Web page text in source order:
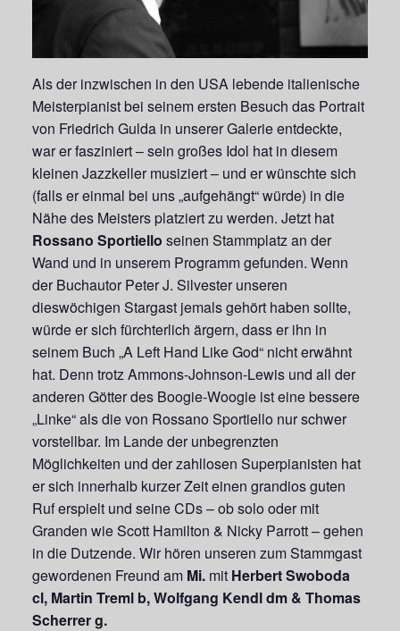
Als der inzwischen in den USA lebende italienische
Meisterpianist bei seinem ersten Besuch das Portrait
von Friedrich Gulda in unserer Galerie entdeckte,
war er fasziniert – sein großes Idol hat in diesem
kleinen Jazzkeller musiziert – und er wünschte sich
(falls er einmal bei uns „aufgehängt“ würde) in die
Nähe des Meisters platziert zu werden. Jetzt hat
Rossano Sportiello seinen Stammplatz an der
Wand und in unserem Programm gefunden. Wenn
der Buchautor Peter J. Silvester unseren
dieswöchigen Stargast jemals gehört haben sollte,
würde er sich fürchterlich ärgern, dass er ihn in
seinem Buch „A Left Hand Like God“ nicht erwähnt
hat. Denn trotz Ammons-Johnson-Lewis und all der
anderen Götter des Boogie-Woogie ist eine bessere
„Linke“ als die von Rossano Sportiello nur schwer
vorstellbar. Im Lande der unbegrenzten
Möglichkeiten und der zahllosen Superpianisten hat
er sich innerhalb kurzer Zeit einen grandios guten
Ruf erspielt und seine CDs – ob solo oder mit
Granden wie Scott Hamilton & Nicky Parrott – gehen
in die Dutzende. Wir hören unseren zum Stammgast
gewordenen Freund am Mi. mit Herbert Swoboda
cl, Martin Treml b, Wolfgang Kendl dm & Thomas
Scherrer g.